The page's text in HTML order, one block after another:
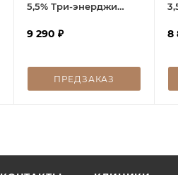
5,5% Три-энерджи
9 290 ₽
ПРЕДЗАКАЗ
8